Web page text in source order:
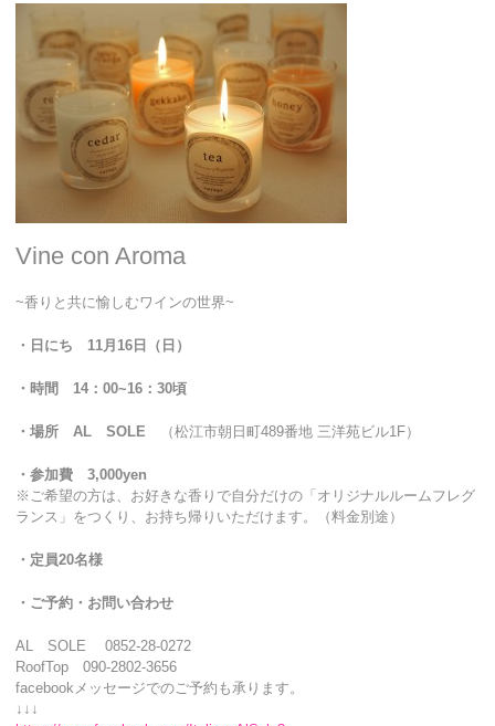
Vine con Aroma
~香りと共に愉しむワインの世界~
・日にち 11月16日（日）
・時間 14：00~16：30頃
・場所 AL SOLE （松江市朝日町489番地 三洋苑ビル1F）
・参加費 3,000yen
※ご希望の方は、お好きな香りで自分だけの「オリジナルルームフレグ
ランス」をつくり、お持ち帰りいただけます。（料金別途）
・定員20名様
・ご予約・お問い合わせ
AL SOLE 0852-28-0272
RoofTop 090-2802-3656
facebookメッセージでのご予約も承ります。
↓↓↓